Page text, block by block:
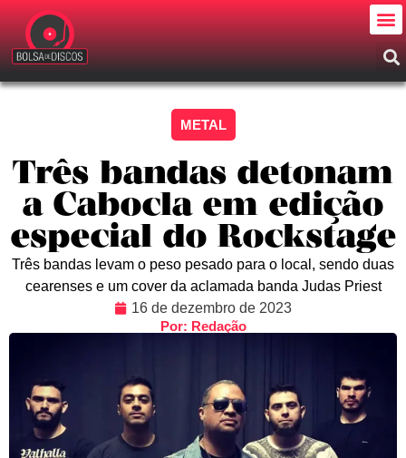
METAL
Três bandas detonam
a Cabocla em edição
especial do Rockstage
Três bandas levam o peso pesado para o local, sendo duas
cearenses e um cover da aclamada banda Judas Priest
16 de dezembro de 2023
Por: Redação